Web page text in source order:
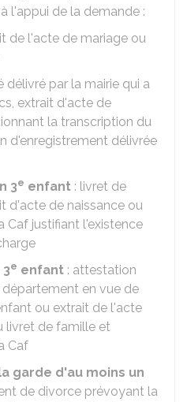
l'appui de la demande :
de l'acte de mariage ou
délivré par la mairie qui a
extrait d'acte de
la transcription du
d'enregistrement délivrée
3e enfant : livret de
d'acte de naissance ou
Caf justifiant l'existence
e enfant : attestation
en vue de
ou extrait de l'acte
livret de famille et
Caf
garde d'au moins un
de divorce prévoyant la